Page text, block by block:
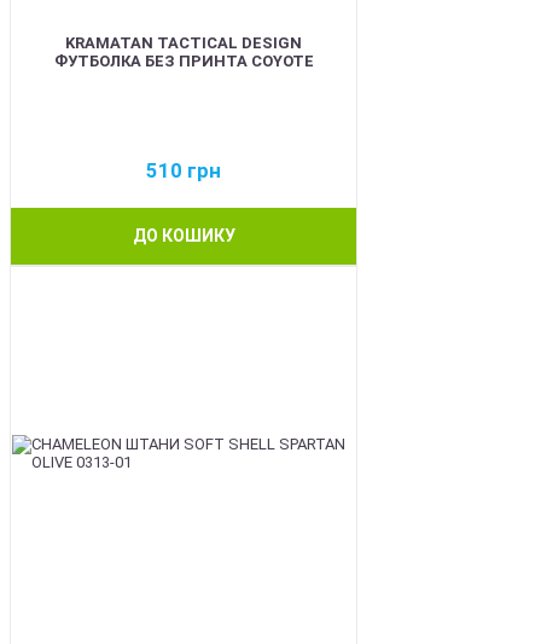
KRAMATAN TACTICAL DESIGN
ФУТБОЛКА БЕЗ ПРИНТА COYOTE
510 грн
ДО КОШИКУ